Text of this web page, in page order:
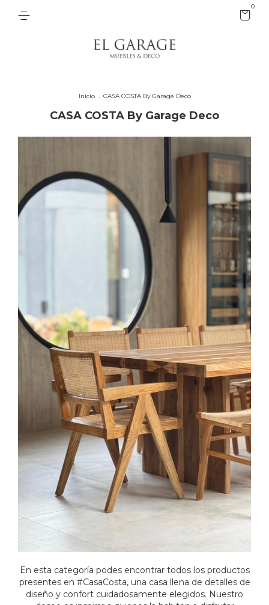
0
Inicio . CASA COSTA By Garage Deco
CASA COSTA By Garage Deco
En esta categoría podes encontrar todos los productos
presentes en #CasaCosta, una casa llena de detalles de
diseño y confort cuidadosamente elegidos. Nuestro